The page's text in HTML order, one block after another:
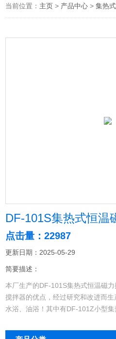
当前位置： 主页 > 产品中心 >集热
DF-101S集热式恒温
点击量：22987
更新日期：2025-05-29
简要描述：
本厂生产的DF-101S集热式恒温磁
搅拌器的优点，经过研究和改进而
水浴、油浴！其中有DF-101Z小型
活锅、5L、10L、15L等